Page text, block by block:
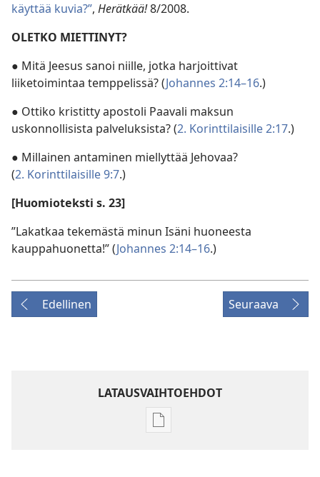
käyttää kuvia?”, Herätkää!8/2008.
OLETKO MIETTINYT?
● Mitä Jeesus sanoi niille, jotka harjoittivat
liiketoimintaa temppelissä? (Johannes 2:14–16.)
● Ottiko kristitty apostoli Paavali maksun
uskonnollisista palveluksista? (2. Korinttilaisille 2:17.)
● Millainen antaminen miellyttää Jehovaa?
(2. Korinttilaisille 9:7.)
[Huomioteksti s. 23]
”Lakatkaa tekemästä minun Isäni huoneesta
kauppahuonetta!” (Johannes 2:14–16.)
Edellinen Seuraava
LATAUSVAIHTOEHDOT
Julkaisujen